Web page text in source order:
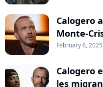
Calogero
Monte-
February 6, 2025
Calogero
les